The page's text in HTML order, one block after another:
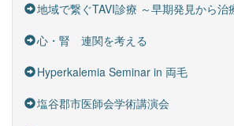
地域で繋ぐTAVI診療 ～早期発見から治
心・腎 連関を考える
Hyperkalemia Seminar in 両毛
塩谷郡市医師会学術講演会